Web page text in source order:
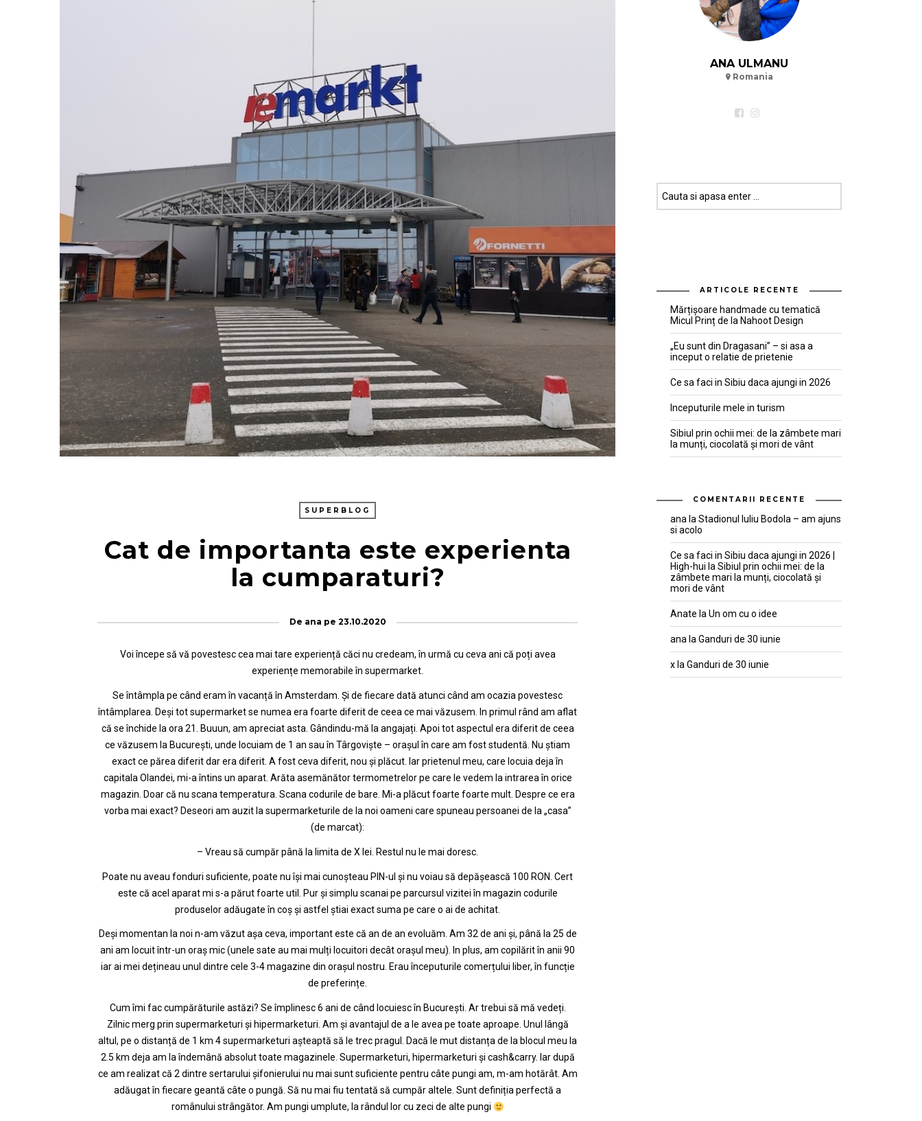
SUPERBLOG
Cat de importanta este experienta
la cumparaturi?
De ana pe 23.10.2020
Voi începe să vă povestesc cea mai tare experiență căci nu credeam, în urmă cu ceva ani că poți avea
experiențe memorabile în supermarket.
Se întâmpla pe când eram în vacanță în Amsterdam. Și de fiecare dată atunci când am ocazia povestesc
întâmplarea. Deși tot supermarket se numea era foarte diferit de ceea ce mai văzusem. In primul rând am aflat
că se închide la ora 21. Buuun, am apreciat asta. Gândindu-mă la angajați. Apoi tot aspectul era diferit de ceea
ce văzusem la București, unde locuiam de 1 an sau în Târgoviște – orașul în care am fost studentă. Nu știam
exact ce părea diferit dar era diferit. A fost ceva diferit, nou și plăcut. Iar prietenul meu, care locuia deja în
capitala Olandei, mi-a întins un aparat. Arăta asemănător termometrelor pe care le vedem la intrarea în orice
magazin. Doar că nu scana temperatura. Scana codurile de bare. Mi-a plăcut foarte foarte mult. Despre ce era
vorba mai exact? Deseori am auzit la supermarketurile de la noi oameni care spuneau persoanei de la „casa”
(de marcat):
– Vreau să cumpăr până la limita de X lei. Restul nu le mai doresc.
Poate nu aveau fonduri suficiente, poate nu își mai cunoșteau PIN-ul și nu voiau să depășească 100 RON. Cert
este că acel aparat mi s-a părut foarte util. Pur și simplu scanai pe parcursul vizitei în magazin codurile
produselor adăugate în coș și astfel știai exact suma pe care o ai de achitat.
Deși momentan la noi n-am văzut așa ceva, important este că an de an evoluăm. Am 32 de ani și, până la 25 de
ani am locuit într-un oraș mic (unele sate au mai mulți locuitori decât orașul meu). In plus, am copilărit în anii 90
iar ai mei dețineau unul dintre cele 3-4 magazine din orașul nostru. Erau începuturile comerțului liber, în funcție
de preferințe.
Cum îmi fac cumpărăturile astăzi? Se împlinesc 6 ani de când locuiesc în București. Ar trebui să mă vedeți.
Zilnic merg prin supermarketuri și hipermarketuri. Am și avantajul de a le avea pe toate aproape. Unul lângă
altul, pe o distanță de 1 km 4 supermarketuri așteaptă să le trec pragul. Dacă le mut distanța de la blocul meu la
2.5 km deja am la îndemână absolut toate magazinele. Supermarketuri, hipermarketuri și cash&carry. Iar după
ce am realizat că 2 dintre sertarului șifonierului nu mai sunt suficiente pentru câte pungi am, m-am hotărât. Am
adăugat în fiecare geantă câte o pungă. Să nu mai fiu tentată să cumpăr altele. Sunt definiția perfectă a
românului strângător. Am pungi umplute, la rândul lor cu zeci de alte pungi
ANA ULMANU
Romania
ARTICOLE RECENTE
Mărțișoare handmade cu tematică
Micul Prinț de la Nahoot Design
„Eu sunt din Dragasani” – si asa a
inceput o relatie de prietenie
Ce sa faci in Sibiu daca ajungi in 2026
Inceputurile mele in turism
Sibiul prin ochii mei: de la zâmbete mari
la munți, ciocolată și mori de vânt
COMENTARII RECENTE
ana la Stadionul Iuliu Bodola – am ajuns
si acolo
Ce sa faci in Sibiu daca ajungi in 2026 |
High-hui la Sibiul prin ochii mei: de la
zâmbete mari la munți, ciocolată și
mori de vânt
Anate la Un om cu o idee
ana la Ganduri de 30 iunie
x la Ganduri de 30 iunie